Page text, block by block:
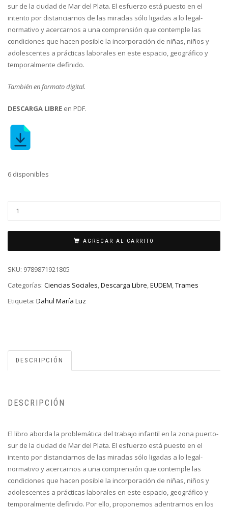
sur de la ciudad de Mar del Plata. El esfuerzo está puesto en el
intento por distanciarnos de las miradas sólo ligadas a lo legal-
normativo y acercarnos a una comprensión que contemple las
condiciones que hacen posible la incorporación de niñas, niños y
adolescentes a prácticas laborales en este espacio, geográfico y
temporalmente definido.
También en formato digital.
DESCARGA LIBRE en PDF.
6 disponibles
AGREGAR AL CARRITO
SKU: 9789871921805
Categorías: Ciencias Sociales,Descarga Libre,EUDEM,Trames
Etiqueta: Dahul María Luz
DESCRIPCIÓN
DESCRIPCIÓN
El libro aborda la problemática del trabajo infantil en la zona puerto-
sur de la ciudad de Mar del Plata. El esfuerzo está puesto en el
intento por distanciarnos de las miradas sólo ligadas a lo legal-
normativo y acercarnos a una comprensión que contemple las
condiciones que hacen posible la incorporación de niñas, niños y
adolescentes a prácticas laborales en este espacio, geográfico y
temporalmente definido. Por ello, proponemos adentrarnos en los